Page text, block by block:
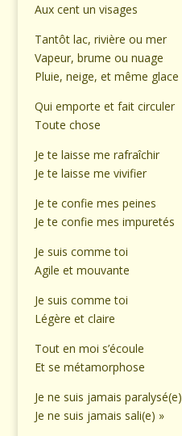
Aux cent un visages
Tantôt lac, rivière ou mer
Vapeur, brume ou nuage
Pluie, neige, et même glace
Qui emporte et fait circuler
Toute chose
Je te laisse me rafraîchir
Je te laisse me vivifier
Je te confie mes peines
Je te confie mes impuretés
Je suis comme toi
Agile et mouvante
Je suis comme toi
Légère et claire
Tout en moi s’écoule
Et se métamorphose
Je ne suis jamais paralysé(e)
Je ne suis jamais sali(e) »